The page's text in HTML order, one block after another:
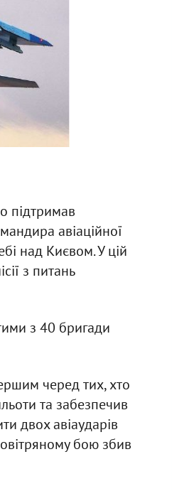
підтримав
авіаційної
над Києвом. У цій
з питань
з 40 бригади
черед тих, хто
та забезпечив
двох авіаударів
бою збив